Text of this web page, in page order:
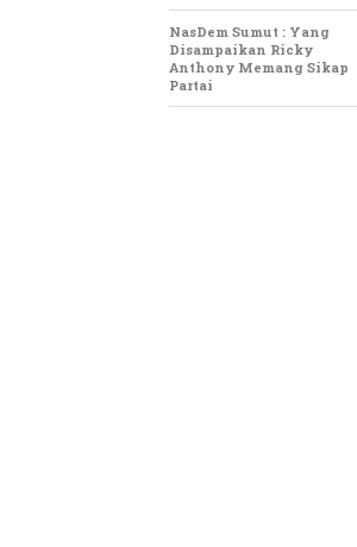
NasDem Sumut : Yang
Disampaikan Ricky
Anthony Memang Sikap
Partai